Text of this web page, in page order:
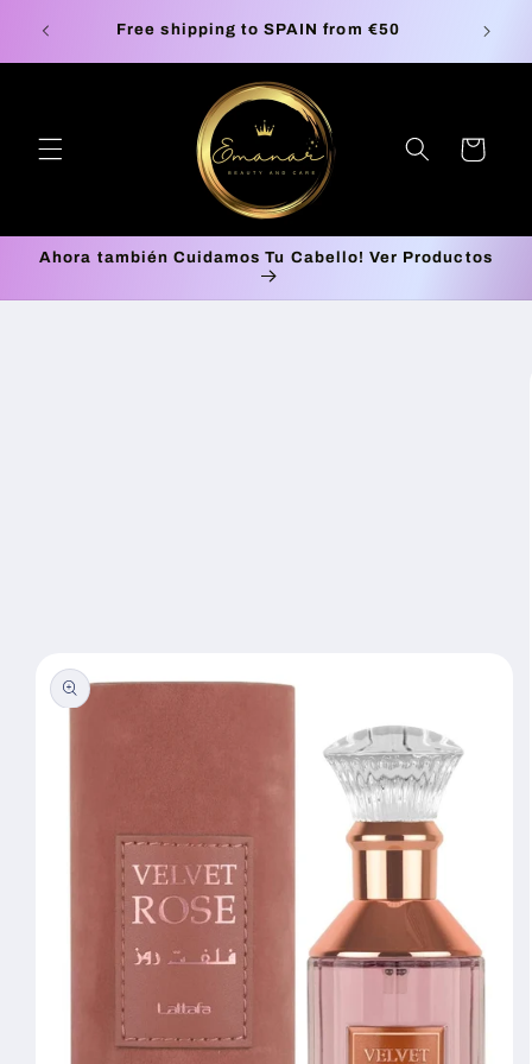
content
Europe Free Shipping on orders up to €100* 🚚
Cart
Ahora también Cuidamos Tu Cabello! Ver Productos